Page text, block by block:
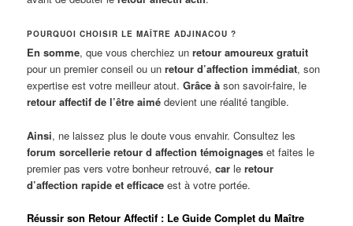
POURQUOI CHOISIR LE MAÎTRE ADJINACOU ?
En somme, que vous cherchiez unretour amoureux gratuit
pour un premier conseil ou unretour d’affection immédiat, son
expertise est votre meilleur atout.Grâce à son savoir-faire, le
retour affectif de l’être aimé devient une réalité tangible.
Ainsi, ne laissez plus le doute vous envahir. Consultez les
forum sorcellerie retour d affection témoignages et faites le
premier pas vers votre bonheur retrouvé,car leretour
d’affection rapide et efficace est à votre portée.
Réussir son Retour Affectif : Le Guide Complet du Maître